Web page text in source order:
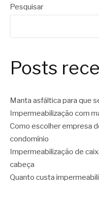
Pesquisar
Posts
Manta asfáltica para que
Impermeabilização com
Como escolher empresa
condomínio
Impermeabilização de
cabeça
Quanto custa